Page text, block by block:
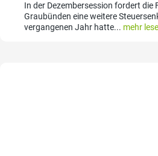
In der Dezembersession fordert die
Graubünden eine weitere
vergangenen Jahr hatte... mehr